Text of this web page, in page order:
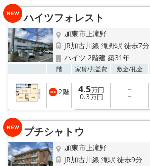
ハイツフォレスト
加東市上滝野
JR加古川線 滝野駅 徒歩7分
ハイツ 2階建 築31年
階 家賃/共益費 敷金/礼金
2階 4.5万円
0.3万円
－
－
プチシャトウ
加東市上滝野
JR加古川線 滝駅 徒歩9分